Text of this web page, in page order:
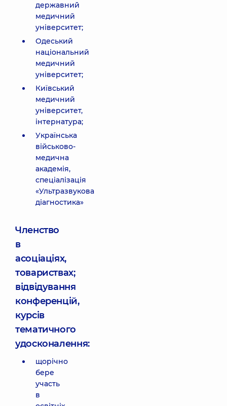
державний
медичний
університет;
Одеський
національний
медичний
університет;
Київський
медичний
університет,
інтернатура;
Українська
військово-
медична
академія,
спеціалізація
«Ультразвукова
діагностика»
Членство
в
асоціаціях,
товариствах;
відвідування
конференцій,
курсів
тематичного
удосконалення:
щорічно
бере
участь
в